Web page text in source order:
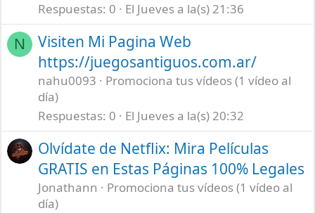
Respuestas 0 El Jueves a la(s) 21:36
N
Visiten Mi Pagina Web
https://juegosantiguos.com.ar/
nahu0093
Promociona tus vídeos (1 vídeo al
día)
Respuestas 0 El Jueves a la(s) 20:32
Olvídate de Netflix: Mira Películas
GRATIS en Estas Páginas 100% Legales
Jonathann
Promociona tus vídeos (1 vídeo al
día)